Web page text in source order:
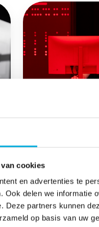
cookies
en advertenties te
Ook delen we informatie
Deze partners kunnen
op basis van uw
Dien een
Online